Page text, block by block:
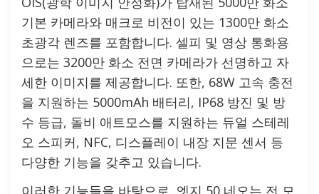
기본 카메라와 매크로 비전이 있는 1300만 화소
초광각 렌즈를 포함합니다. 셀피 및 영상 통화용
으로는 3200만 화소 전면 카메라가 선명하고 자
세한 이미지를 제공합니다. 또한, 68W 고속 충전
을 지원하는 5000mAh 배터리, IP68 방진 및 방
수 등급, 돌비 애트모스를 지원하는 듀얼 스테레
오 스피커, NFC, 디스플레이 내장 지문 센서 등
다양한 기능을 갖추고 있습니다.
이러한 기능들을 바탕으로, 엣지 50 네오는 전 모